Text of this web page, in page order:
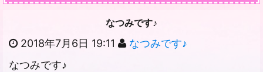
なつみです♪‬
2018年7月6日 19:11
なつみです♪‬
なつみです♪‬